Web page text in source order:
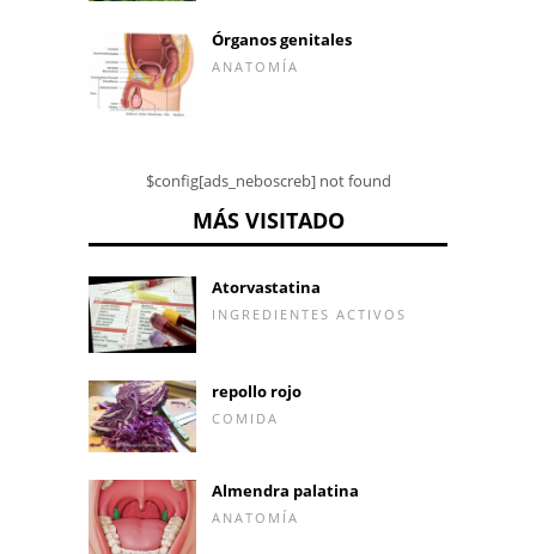
Órganos genitales
ANATOMÍA
$config[ads_neboscreb] not found
MÁS VISITADO
Atorvastatina
INGREDIENTES ACTIVOS
repollo rojo
COMIDA
Almendra palatina
ANATOMÍA